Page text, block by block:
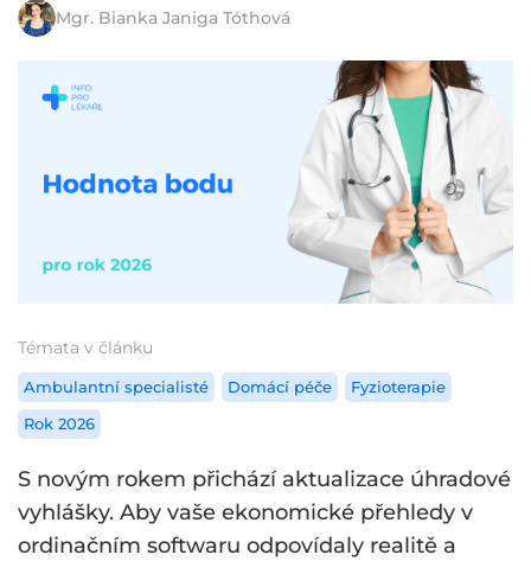
Mgr. Bianka Janiga Tóthová
Témata v článku
Ambulantní specialisté Domácí péče
Fyzioterapie
Rok 2026
S novým rokem přichází aktualizace úhradové
vyhlášky. Aby vaše ekonomické přehledy v
ordinačním softwaru odpovídaly realitě a